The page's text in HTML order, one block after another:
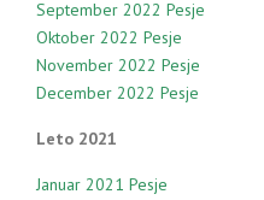
September 2022 Pesje
Oktober 2022 Pesje
November 2022 Pesje
December 2022 Pesje
Leto 2021
Januar 2021 Pesje